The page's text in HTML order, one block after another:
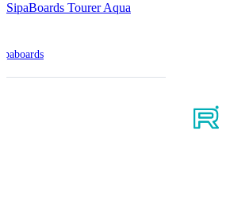
SipaBoards Tourer Aqua